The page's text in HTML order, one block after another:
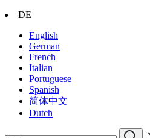
DE
English
German
French
Italian
Portuguese
Spanish
简体中文
Dutch